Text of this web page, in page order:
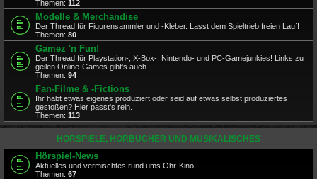
Themen: 112
Modelle & Merchandise
Der Thread für Figurensammler und -Kleber. Lasst dem Spieltrieb freien Lauf!
Themen: 80
Gamez 'n Fun!
Der Thread für Playstation-, X-Box-, Nintendo- und PC-Gamejunkies! Links zu
geilen Online-Games gibt's auch.
Themen: 94
Fan-Filme & -Fictions
Ihr habt etwas eigenes produziert oder seid auf etwas selbst produziertes
gestoßen? Hier passt's rein.
Themen: 113
HÖRSPIELE, HÖRBÜCHER UND MUSIKALISCHES
Hörspiel-News
Aktuelles und vermischtes rund ums Ohr-Kino
Themen: 67